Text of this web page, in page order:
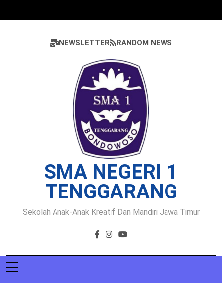
NEWSLETTER RANDOM NEWS
SMA NEGERI 1
TENGGARANG
Sekolah Anak-Anak Kreatif Dan Mandiri Jawa Timur